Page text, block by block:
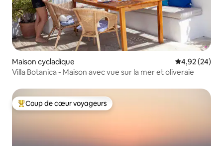
Maison cycladique Évaluation
4,92 (24)
Villa Botanica - Maison avec vue sur la mer et oliveraie
Coups de cœur voyageurs les plus appréciés
Coup de cœur voyageurs